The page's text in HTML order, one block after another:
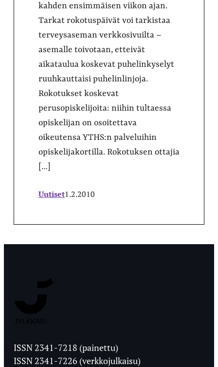
kahden ensimmäisen viikon ajan.
Tarkat rokotuspäivät voi tarkistaa
terveysaseman verkkosivuilta –
asemalle toivotaan, etteivät
aikataulua koskevat puhelinkyselyt
ruuhkauttaisi puhelinlinjoja.
Rokotukset koskevat
perusopiskelijoita: niihin tultaessa
opiskelijan on osoitettava
oikeutensa YTHS:n palveluihin
opiskelijakortilla. Rokotuksen ottajia
[…]
Uutiset1.2.2010
Ylioppilaslehti
ISSN 2341-7218 (painettu)
ISSN 2341-7226 (verkkojulkaisu)